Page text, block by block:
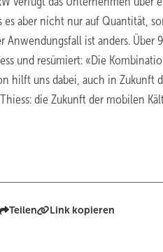
aber nicht nur auf Quantität,
ist anders. Über
und resümiert: «Die
hilft uns dabei, auch in Zukunft
die Zukunft der mobilen
Teilen Link kopieren